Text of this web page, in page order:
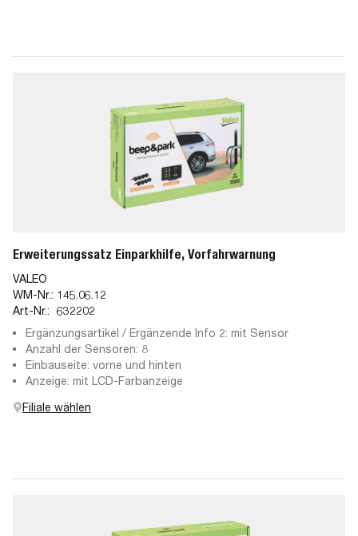
Erweiterungssatz Einparkhilfe, Vorfahrwarnung
VALEO
WM-Nr.: 145.06.12
Art-Nr.: 632202
Ergänzungsartikel / Ergänzende Info 2: mit Sensor
Anzahl der Sensoren: 8
Einbauseite: vorne und hinten
Anzeige: mit LCD-Farbanzeige
Filiale wählen